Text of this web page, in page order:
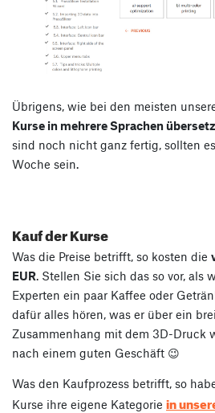
Übrigens, wie bei den meisten
Kurse in mehrere Sprachen
sind noch nicht ganz fertig, sollten
Woche sein.
Kauf der Kurse
Was die Preise betrifft, so kosten die
EUR . Stellen Sie sich das so vor, als
Experten ein paar Kaffee oder
dafür alles hören, was er über ein
Zusammenhang mit dem 3D-Druck
nach einem guten Geschäft 😉
Was den Kaufprozess betrifft, so
Kurse ihre eigene Kategorie in